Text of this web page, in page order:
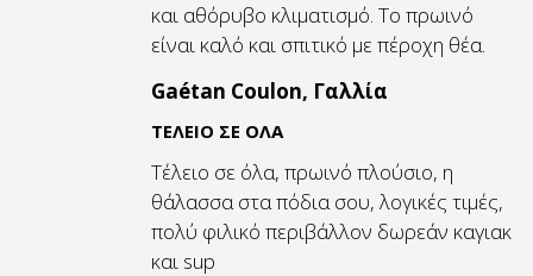
και αθόρυβο κλιματισμό. Το πρωινό
είναι καλό και σπιτικό με πέροχη θέα.
Gaétan Coulon, Γαλλία
ΤΕΛΕΙΟ ΣΕ ΟΛΑ
Τέλειο σε όλα, πρωινό πλούσιο, η
θάλασσα στα πόδια σου, λογικές τιμές,
πολύ φιλικό περιβάλλον δωρεάν καγιακ
και sup